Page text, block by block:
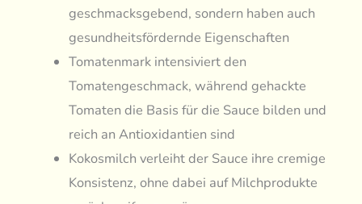
geschmacksgebend, sondern haben auch
gesundheitsfördernde Eigenschaften
Tomatenmark intensiviert den
Tomatengeschmack, während gehackte
Tomaten die Basis für die Sauce bilden und
reich an Antioxidantien sind
Kokosmilch verleiht der Sauce ihre cremige
Konsistenz, ohne dabei auf Milchprodukte